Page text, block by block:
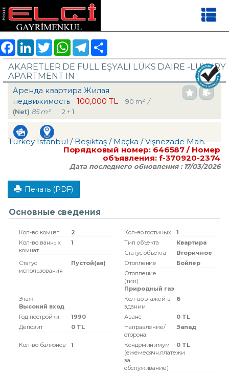
FacebookLinkedInTwitter WhatsAppTelegram
AKARETLER DE FULL EŞYALI LÜKS DAIRE -LUXURY
APARTMENT IN
Аренда квартира Жилая
недвижимость
100,000 TL 90 m² /
(Net) 85 m² 2 + 1
Turkey Istanbul / Beşiktaş/ Maçka / Vişnezade Mah.
Порядковый номер: 646587 / Номер
объявления: f-370920-2374
Дата последнего обновления : 17/03/2026
Печать (PDF)
Основные сведения
Кол-во комнат 2 Кол-во гостиных
1
Кол-во ванных
комнат
1 Тип объекта
Квартира
Статус объекта
Вторичное
Статус
использования
Пустой(ая) Отопление
Бойлер
Отопление
(тип)
Природный газ
Этаж
Высокий вход
Кол-во этажей в
здании
6
Год постройки 1990 Аванс
0 TL
Депозит
0 TL
Направление/
сторона
Запад
Кол-во балконов 1
Кондоминимум
(ежемесячн.платежи
за
обслуживание)
0 TL